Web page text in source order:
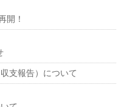
開！
支報告）について